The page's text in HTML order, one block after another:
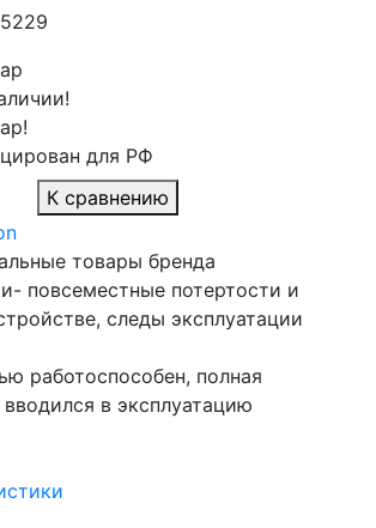
для РФ
К сравнению
товары бренда
повсеместные потертости и
следы эксплуатации
работоспособен, полная
в эксплуатацию